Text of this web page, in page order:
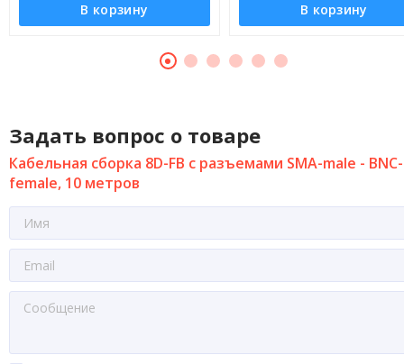
В корзину В корзину
Задать вопрос о товаре
Кабельная сборка 8D-FB с разъемами SMA-male - BNC-
female, 10 метров